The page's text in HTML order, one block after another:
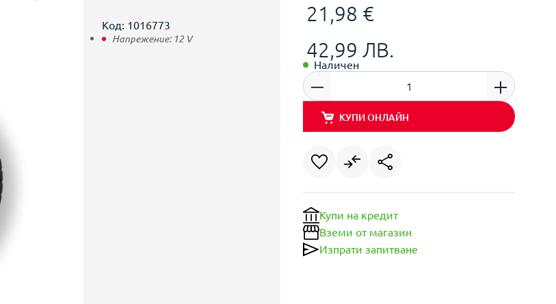
21,98 €
42,99 ЛВ.
Наличен
КУПИ ОНЛАЙН
Купи на кредит
Вземи от магазин
Изпрати запитване
Код: 1016773
Напрежение: 12 V